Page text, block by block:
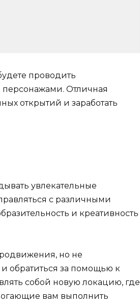
проводить
Отличная
открытий и заработать
увлекательные
с различными
и креативность
но не
обратиться за помощью к
собой новую локацию, где
вам выполнить